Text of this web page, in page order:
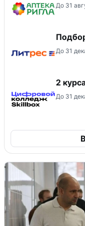
До 31
До 31
2
До 31